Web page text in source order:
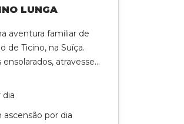
LUNGA
aventura familiar de
de Ticino, na Suíça.
atravesse
de aconchegantes
Esta viagem é
com alguma
dia
por dia